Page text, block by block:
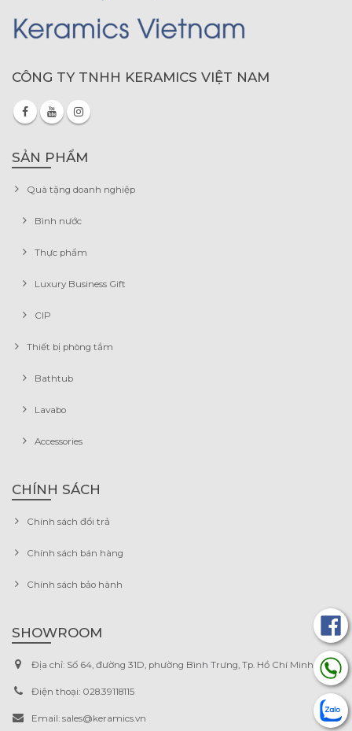
CÔNG TY TNHH KERAMICS VIỆT NAM
SẢN PHẨM
Quà tặng doanh nghiệp
Bình nước
Thực phẩm
Luxury Business Gift
CIP
Thiết bị phòng tắm
Bathtub
Lavabo
Accessories
CHÍNH SÁCH
Chính sách đổi trả
Chính sách bán hàng
Chính sách bảo hành
SHOWROOM
Địa chỉ: Số 64, đường 31D, phường Bình Trưng, Tp. Hồ Chí Minh.
Điện thoại: 028.39118115
Email: sales@keramics.vn